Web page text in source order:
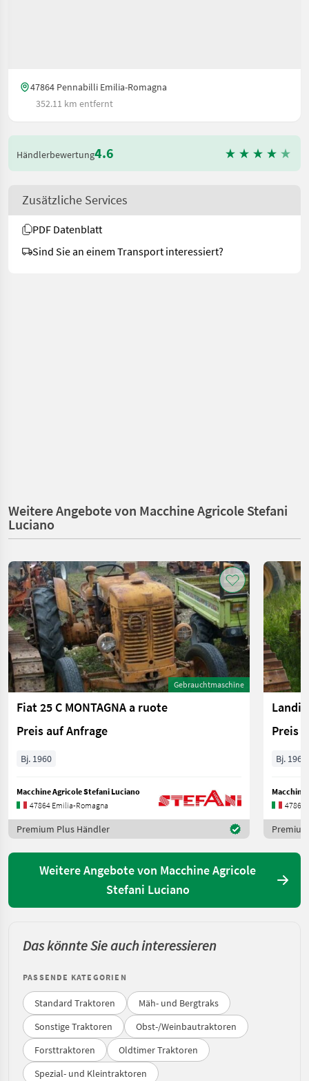
47864 Pennabilli Emilia-Romagna
352.11 km entfernt
Händlerbewertung4.6
Zusätzliche Services
PDF Datenblatt
Sind Sie an einem Transport interessiert?
Weitere Angebote von Macchine Agricole Stefani
Luciano
Gebrauchtmaschine
Fiat 25 C MONTAGNA a ruote
Preis auf Anfrage
Bj. 1960
Macchine Agricole Stefani Luciano
47864 Emilia-Romagna
Premium Plus Händler
Preis
Bj. 1968
Macchine
47864
Weitere Angebote von Macchine Agricole
Stefani Luciano
Das könnte Sie auch interessieren
PASSENDE KATEGORIEN
Standard Traktoren
Mäh- und Bergtraks
Sonstige Traktoren
Obst-/Weinbautraktoren
Forsttraktoren
Oldtimer Traktoren
Spezial- und Kleintraktoren